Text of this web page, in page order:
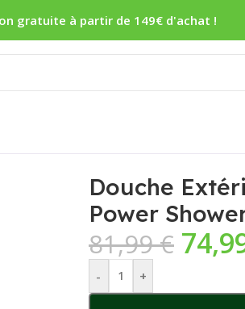
gratuite à partir de 149€ d'achat !
Douche
Power
81,99€
- +